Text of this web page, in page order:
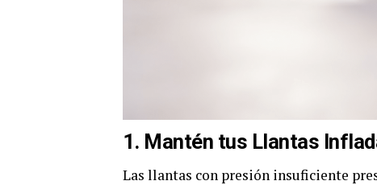
1. Mantén tus Llantas
Las llantas con presión insuficiente